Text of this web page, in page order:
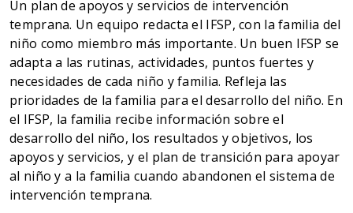
Un plan de apoyos y servicios de intervención
temprana. Un equipo redacta el IFSP, con la familia del
niño como miembro más importante. Un buen IFSP se
adapta a las rutinas, actividades, puntos fuertes y
necesidades de cada niño y familia. Refleja las
prioridades de la familia para el desarrollo del niño. En
el IFSP, la familia recibe información sobre el
desarrollo del niño, los resultados y objetivos, los
apoyos y servicios, y el plan de transición para apoyar
al niño y a la familia cuando abandonen el sistema de
intervención temprana.